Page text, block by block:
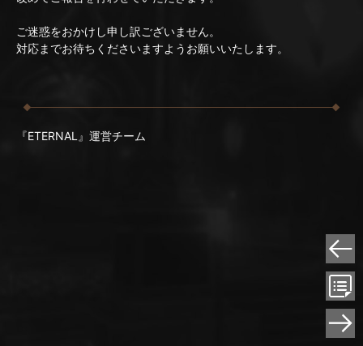
ご迷惑をおかけし申し訳ございません。
対応までお待ちくださいますようお願いいたします。
『ETERNAL』運営チーム